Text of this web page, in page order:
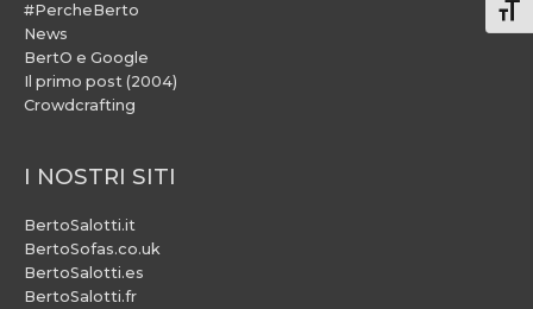
#PercheBerto
News
BertO e Google
Il primo post (2004)
Crowdcrafting
I NOSTRI SITI
BertoSalotti.it
BertoSofas.co.uk
BertoSalotti.es
BertoSalotti.fr